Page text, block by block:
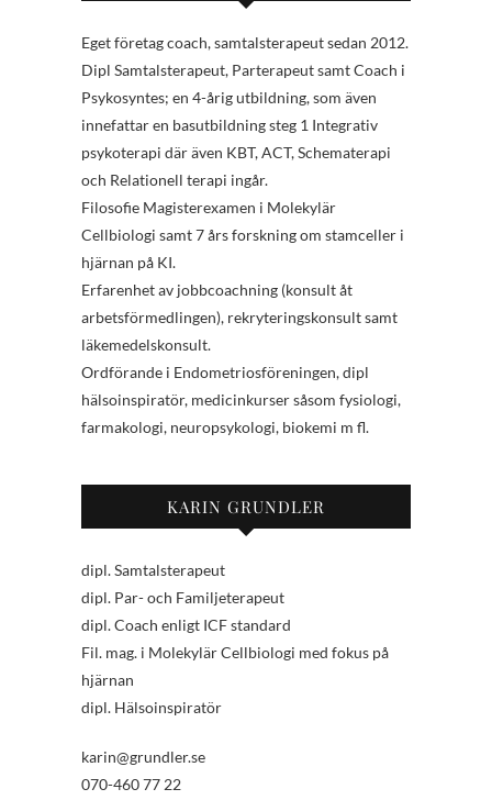
Eget företag coach, samtalsterapeut sedan 2012.
Dipl Samtalsterapeut, Parterapeut samt Coach i
Psykosyntes; en 4-årig utbildning, som även
innefattar en basutbildning steg 1 Integrativ
psykoterapi där även KBT, ACT, Schematerapi
och Relationell terapi ingår.
Filosofie Magisterexamen i Molekylär
Cellbiologi samt 7 års forskning om stamceller i
hjärnan på KI.
Erfarenhet av jobbcoachning (konsult åt
arbetsförmedlingen), rekryteringskonsult samt
läkemedelskonsult.
Ordförande i Endometriosföreningen, dipl
hälsoinspiratör, medicinkurser såsom fysiologi,
farmakologi, neuropsykologi, biokemi m fl.
KARIN GRUNDLER
dipl. Samtalsterapeut
dipl. Par- och Familjeterapeut
dipl. Coach enligt ICF standard
Fil. mag. i Molekylär Cellbiologi med fokus på
hjärnan
dipl. Hälsoinspiratör
karin@grundler.se
070-460 77 22